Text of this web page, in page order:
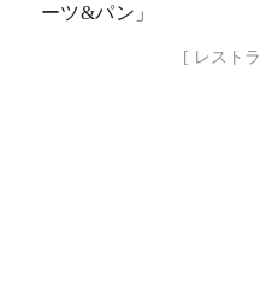
ーツ&パン」
[ レスト